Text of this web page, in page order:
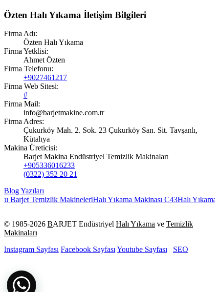
Özten Halı Yıkama İletişim Bilgileri
Firma Adı:
Özten Halı Yıkama
Firma Yetklisi:
Ahmet Özten
Firma Telefonu:
+9027461217
Firma Web Sitesi:
#
Firma Mail:
info@barjetmakine.com.tr
Firma Adres:
Çukurköy Mah. 2. Sok. 23 Çukurköy San. Sit. Tavşanlı,
Kütahya
Makina Üreticisi:
Barjet Makina Endüstriyel Temizlik Makinaları
+905336016233
(0322) 352 20 21
Blog Yazıları
Temizlik MakineleriHalı Yıkama Makinası C43Halı Yıkama
© 1985-2026 BARJET Endüstriyel Halı Yıkama ve Temizlik
Makinaları
Instagram Sayfası Facebook SayfasıYoutube Sayfası SEO